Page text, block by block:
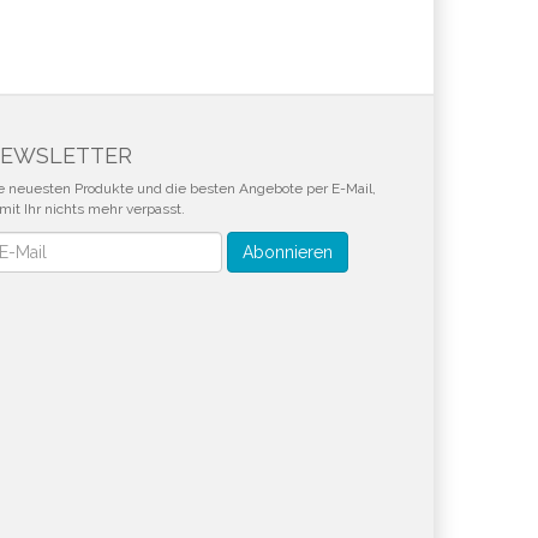
neuesten Produkte und die besten Angebote per E-Mail,
Ihr nichts mehr verpasst.
Abonnieren